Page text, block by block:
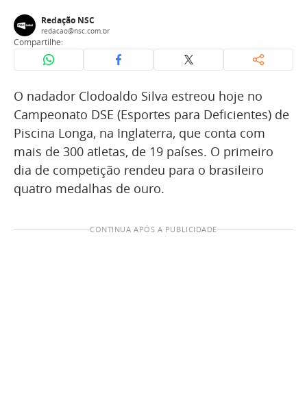
Redação NSC
redacao@nsc.com.br
Compartilhe:
O nadador Clodoaldo Silva estreou hoje no
Campeonato DSE (Esportes para Deficientes) de
Piscina Longa, na Inglaterra, que conta com
mais de 300 atletas, de 19 países. O primeiro
dia de competição rendeu para o brasileiro
quatro medalhas de ouro.
CONTINUA APÓS A PUBLICIDADE